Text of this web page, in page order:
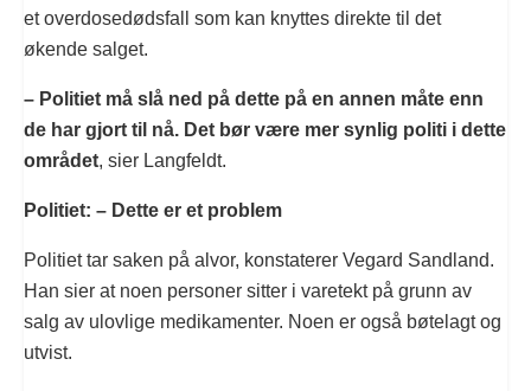
et overdosedødsfall som kan knyttes direkte til det
økende salget.
– Politiet må slå ned på dette på en annen måte enn
de har gjort til nå. Det bør være mer synlig politi i dette
området, sier Langfeldt.
Politiet: – Dette er et problem
Politiet tar saken på alvor, konstaterer Vegard Sandland.
Han sier at noen personer sitter i varetekt på grunn av
salg av ulovlige medikamenter. Noen er også bøtelagt og
utvist.